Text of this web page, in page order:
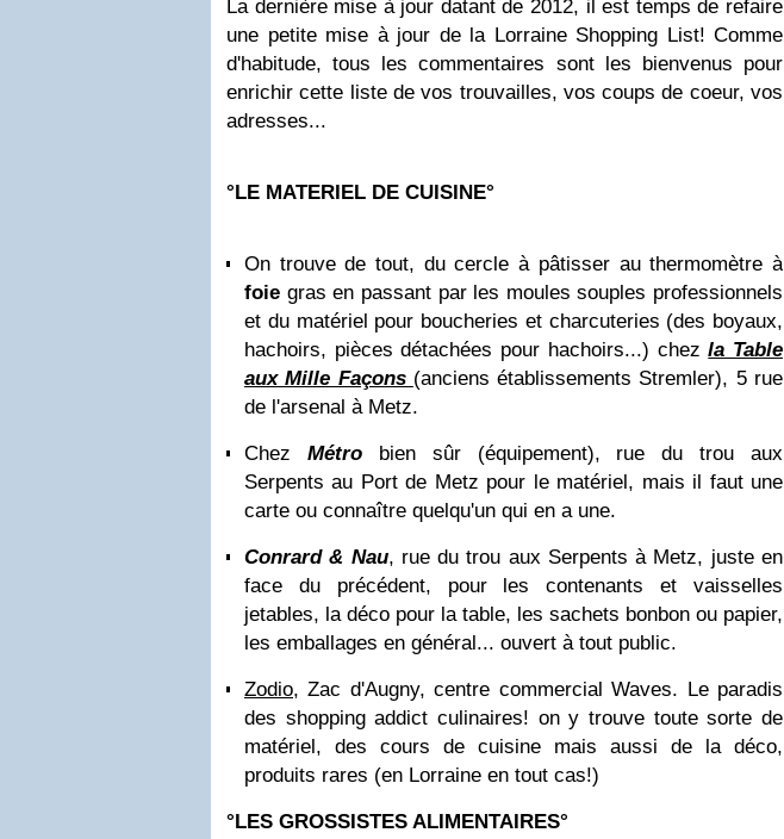
La dernière mise à jour datant de 2012, il est temps de refaire
une petite mise à jour de la Lorraine Shopping List! Comme
d'habitude, tous les commentaires sont les bienvenus pour
enrichir cette liste de vos trouvailles, vos coups de coeur, vos
adresses...
°LE MATERIEL DE CUISINE°
On trouve de tout, du cercle à pâtisser au thermomètre à
foie gras en passant par les moules souples professionnels
et du matériel pour boucheries et charcuteries (des boyaux,
hachoirs, pièces détachées pour hachoirs...) chezla Table
aux Mille Façons (anciens établissements Stremler), 5 rue
de l'arsenal à Metz.
Chez Métro bien sûr (équipement), rue du trou aux
Serpents au Port de Metz pour le matériel, mais il faut une
carte ou connaître quelqu'un qui en a une.
Conrard & Nau, rue du trou aux Serpents à Metz, juste en
face du précédent, pour les contenants et vaisselles
jetables, la déco pour la table, les sachets bonbon ou papier,
les emballages en général... ouvert à tout public.
Zodio, Zac d'Augny, centre commercial Waves. Le paradis
des shopping addict culinaires! on y trouve toute sorte de
matériel, des cours de cuisine mais aussi de la déco,
produits rares (en Lorraine en tout cas!)
°LES GROSSISTES ALIMENTAIRES°